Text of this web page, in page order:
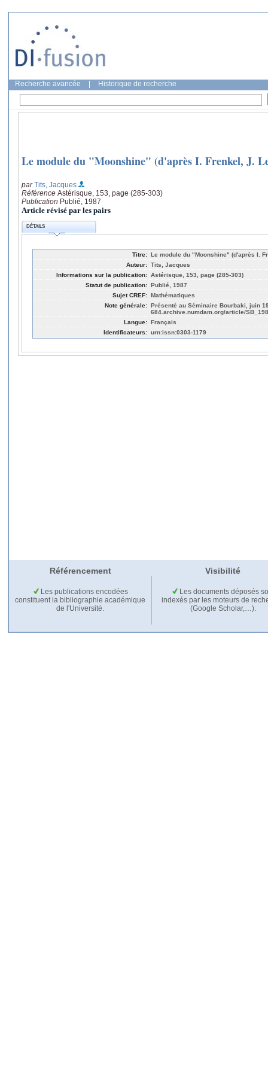
Recherche avancée Historique de recherche
Le module du "Moonshine" (d'après I. Frenkel, J.
parTits, Jacques
Référence Astérisque, 153, page (285-303)
Publication Publié, 1987
Article révisé par les pairs
DÉTAILS
Titre: Le module du "Moonshine" (d'après I.
Auteur: Tits, Jacques
Informations sur la publication: Astérisque, 153, page (285-303)
Statut de publication: Publié, 1987
Sujet CREF: Mathématiques
Note générale: Présenté au Séminaire Bourbaki, juin
684.archive.numdam.org/article/
Langue: Français
Identificateurs: urn:issn:0303-1179
Référencement Visibilité
Les publications encodées
constituent la bibliographie académique
de l'Université.
Les documents déposés
indexés par les moteurs de
(Google Scholar,…).